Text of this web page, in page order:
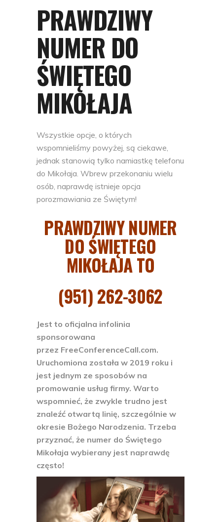
PRAWDZIWY
NUMER DO
ŚWIĘTEGO
MIKOŁAJA
Wszystkie opcje, o których
wspomnieliśmy powyżej, są ciekawe,
jednak stanowią tylko namiastkę telefonu
do Mikołaja. Wbrew przekonaniu wielu
osób, naprawdę istnieje opcja
porozmawiania ze Świętym!
PRAWDZIWY NUMER
DO ŚWIĘTEGO
MIKOŁAJA TO
(951) 262-3062
Jest to oficjalna infolinia
sponsorowana
przez FreeConferenceCall.com.
Uruchomiona została w 2019 roku i
jest jednym ze sposobów na
promowanie usług firmy. Warto
wspomnieć, że zwykle trudno jest
znaleźć otwartą linię, szczególnie w
okresie Bożego Narodzenia. Trzeba
przyznać, że numer do Świętego
Mikołaja wybierany jest naprawdę
często!